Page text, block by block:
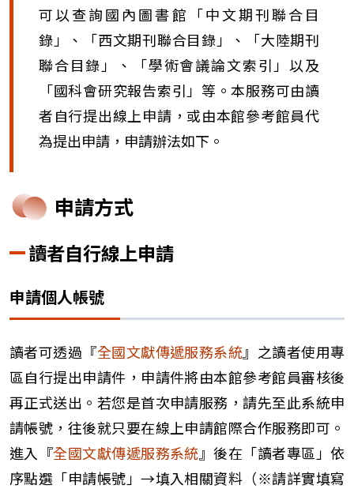
可以查詢國內圖書館「中文期刊聯合目
錄」、「西文期刊聯合目錄」、「大陸期刊
聯合目錄」、「學術會議論文索引」以及
「國科會研究報告索引」等。本服務可由讀
者自行提出線上申請，或由本館參考館員代
為提出申請，申請辦法如下。
申請方式
讀者自行線上申請
申請個人帳號
讀者可透過『全國文獻傳遞服務系統』之讀者使用專
區自行提出申請件，申請件將由本館參考館員審核後
再正式送出。若您是首次申請服務，請先至此系統申
請帳號，往後就只要在線上申請館際合作服務即可。
進入『全國文獻傳遞服務系統』後在「讀者專區」依
序點選「申請帳號」→填入相關資料（※請詳實填寫